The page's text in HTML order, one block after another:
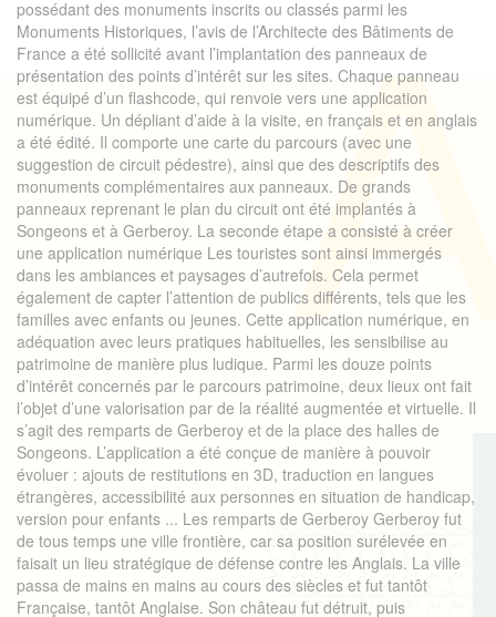
possédant des monuments inscrits ou classés parmi les
Monuments Historiques, l’avis de l’Architecte des Bâtiments de
France a été sollicité avant l’implantation des panneaux de
présentation des points d’intérêt sur les sites. Chaque panneau
est équipé d’un flashcode, qui renvoie vers une application
numérique. Un dépliant d’aide à la visite, en français et en anglais
a été édité. Il comporte une carte du parcours (avec une
suggestion de circuit pédestre), ainsi que des descriptifs des
monuments complémentaires aux panneaux. De grands
panneaux reprenant le plan du circuit ont été implantés à
Songeons et à Gerberoy. La seconde étape a consisté à créer
une application numérique Les touristes sont ainsi immergés
dans les ambiances et paysages d’autrefois. Cela permet
également de capter l’attention de publics différents, tels que les
familles avec enfants ou jeunes. Cette application numérique, en
adéquation avec leurs pratiques habituelles, les sensibilise au
patrimoine de manière plus ludique. Parmi les douze points
d’intérêt concernés par le parcours patrimoine, deux lieux ont fait
l’objet d’une valorisation par de la réalité augmentée et virtuelle. Il
s’agit des remparts de Gerberoy et de la place des halles de
Songeons. L’application a été conçue de manière à pouvoir
évoluer : ajouts de restitutions en 3D, traduction en langues
étrangères, accessibilité aux personnes en situation de handicap,
version pour enfants ... Les remparts de Gerberoy Gerberoy fut
de tous temps une ville frontière, car sa position surélevée en
faisait un lieu stratégique de défense contre les Anglais. La ville
passa de mains en mains au cours des siècles et fut tantôt
Française, tantôt Anglaise. Son château fut détruit, puis